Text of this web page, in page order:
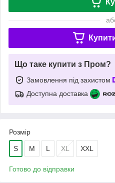
Що таке купити з Пром?
Замовлення під захистом
Доступна доставка
Розмір
S M L XL XXL
Готово до відправки